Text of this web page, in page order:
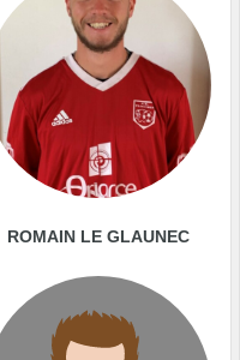
ROMAIN LE GLAUNEC